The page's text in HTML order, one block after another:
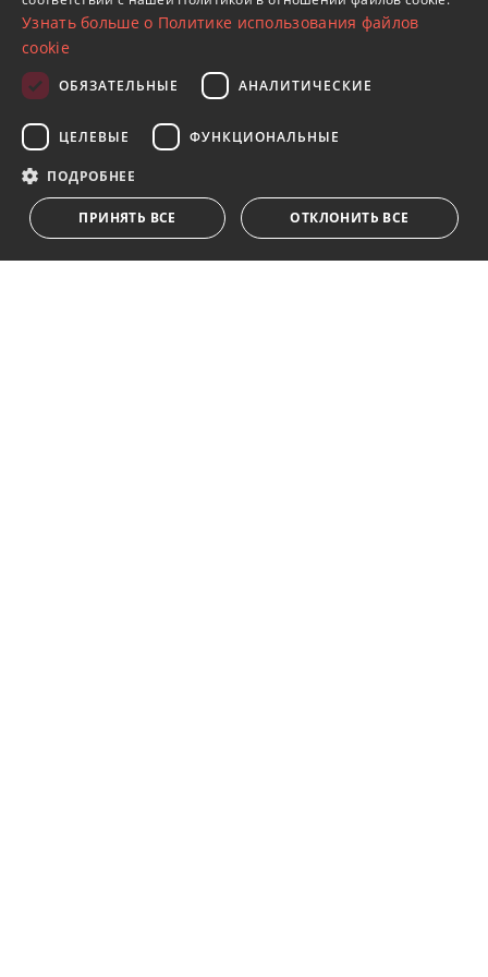
Получайте обновления о недвижимости, новостях
и образе жизни в Марбелье
Подписаться
Я принимаюполитика конфиденциальности
Узнать больше о Политике использования файлов
cookie
ОБЯЗАТЕЛЬНЫЕ АНАЛИТИЧЕСКИЕ
ЦЕЛЕВЫЕ ФУНКЦИОНАЛЬНЫЕ
ПОДРОБНЕЕ
ПРИНЯТЬ ВСЕ ОТКЛОНИТЬ ВСЕ